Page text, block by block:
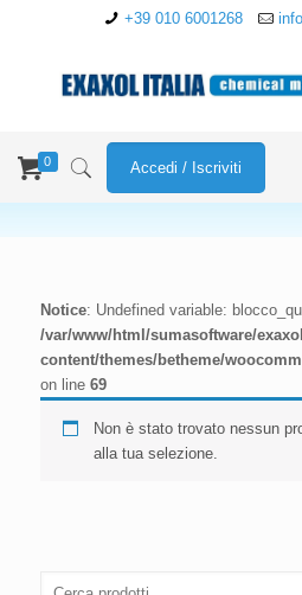
+39 010 6001268
0 Accedi / Iscriviti
Notice: Undefined variable:
/var/www/html/sumasoftware/
content/themes/betheme/
on line 69
Non è stato trovato nessun
alla tua selezione.